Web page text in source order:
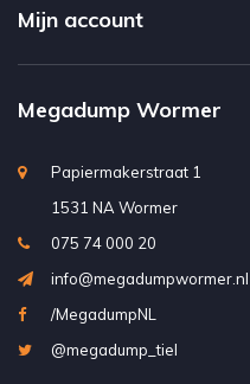
Mijn account
Megadump Wormer
Papiermakerstraat 1
1531 NA Wormer
075 74 000 20
info@megadumpwormer.nl
/MegadumpNL
@megadump_tiel